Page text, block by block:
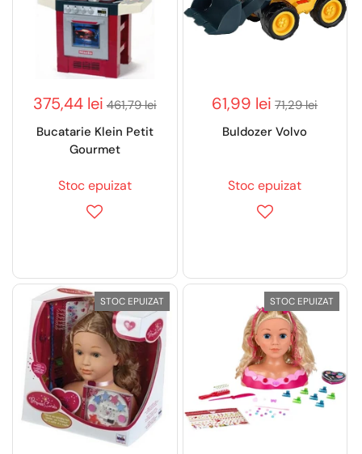
375,44 lei 461,79 lei
Bucatarie Klein Petit
Gourmet
Stoc epuizat
61,99 lei 71,29 lei
Buldozer Volvo
Stoc epuizat
STOC EPUIZAT STOC EPUIZAT